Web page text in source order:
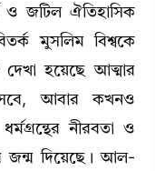
ও জটিল ঐতিহাসিক
মুসলিম বিশ্বকে
হয়েছে আত্মার
আবার কখনও
নীরবতা ও
জন্ম দিয়েছে। আল-